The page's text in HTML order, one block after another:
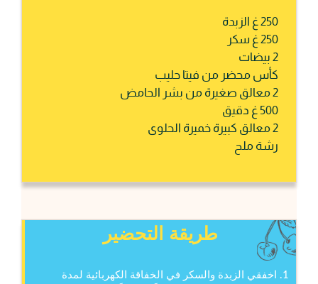
250 غ الزبدة
250 غ سكر
2 بيضات
كأس محضر من فيتا حليب
2 معالق صغيرة من بشر الحامض
500 غ دقيق
2 معالق كبيرة خميرة الحلوى
رشة ملح
طريقة التحضير
1. اخفقي الزبدة والسكر في الخفاقة الكهربائية لمدة